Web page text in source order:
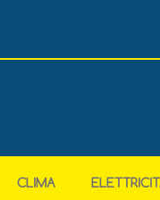
CLIMA